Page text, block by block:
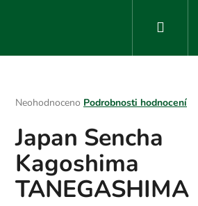
Hledat
Průměrné
produktu
je
0,0
z
5
hvězdiček.
Neohodnoceno Podrobnosti hodnocení
Japan Sencha
Kagoshima
TANEGASHIMA